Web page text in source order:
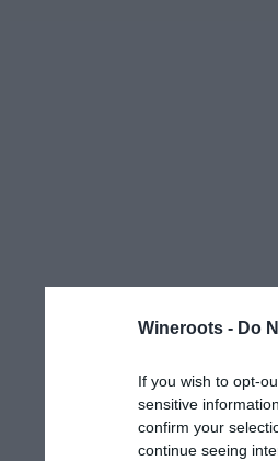
Wineroots - Do
If you wish to opt-
sensitive
confirm your
continue seeing